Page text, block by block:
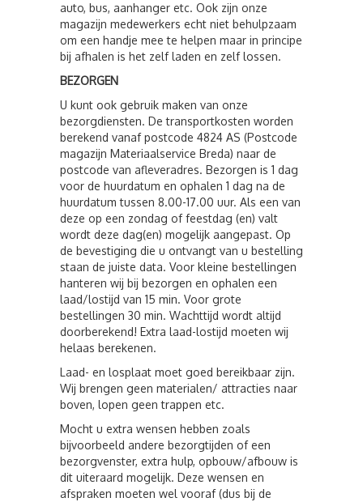
auto, bus, aanhanger etc. Ook zijn onze
magazijn medewerkers echt niet behulpzaam
om een handje mee te helpen maar in principe
bij afhalen is het zelf laden en zelf lossen.
BEZORGEN
U kunt ook gebruik maken van onze
bezorgdiensten. De transportkosten worden
berekend vanaf postcode 4824 AS (Postcode
magazijn Materiaalservice Breda) naar de
postcode van afleveradres. Bezorgen is 1 dag
voor de huurdatum en ophalen 1 dag na de
huurdatum tussen 8.00-17.00 uur. Als een van
deze op een zondag of feestdag (en) valt
wordt deze dag(en) mogelijk aangepast. Op
de bevestiging die u ontvangt van u bestelling
staan de juiste data. Voor kleine bestellingen
hanteren wij bij bezorgen en ophalen een
laad/lostijd van 15 min. Voor grote
bestellingen 30 min. Wachttijd wordt altijd
doorberekend! Extra laad-lostijd moeten wij
helaas berekenen.
Laad- en losplaat moet goed bereikbaar zijn.
Wij brengen geen materialen/ attracties naar
boven, lopen geen trappen etc.
Mocht u extra wensen hebben zoals
bijvoorbeeld andere bezorgtijden of een
bezorgvenster, extra hulp, opbouw/afbouw is
dit uiteraard mogelijk. Deze wensen en
afspraken moeten wel vooraf (dus bij de